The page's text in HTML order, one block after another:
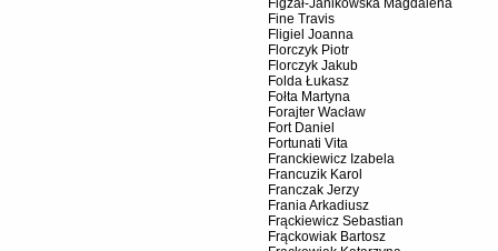
Figzał-Janikowska Magdalena
Fine Travis
Fligiel Joanna
Florczyk Piotr
Florczyk Jakub
Folda Łukasz
Fołta Martyna
Forajter Wacław
Fort Daniel
Fortunati Vita
Franckiewicz Izabela
Francuzik Karol
Franczak Jerzy
Frania Arkadiusz
Frąckiewicz Sebastian
Frąckowiak Bartosz